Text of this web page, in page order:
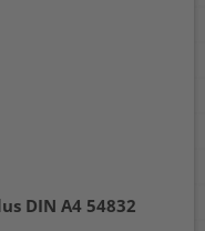
DIN A4 54832